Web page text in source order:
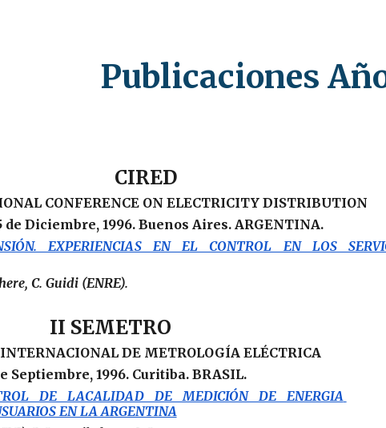
Publicaciones
CIRED
CONFERENCE ON ELECTRICITY DISTRIBUTION
de Diciembre, 1996. Buenos Aires. ARGENTINA.
EXPERIENCIAS EN EL CONTROL EN LOS
C. Guidi (ENRE).
II SEMETRO
DE METROLOGÍA ELÉCTRICA
Septiembre, 1996. Curitiba. BRASIL.
DE LACALIDAD DE MEDICIÓN DE ENERGIA
EN LA ARGENTINA